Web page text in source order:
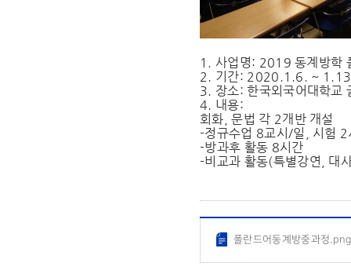
1. 사업명: 2019 동계방학
2. 기간: 2020.1.6. ~
3. 장소: 한국외국어대학교
4. 내용:
회화, 문법 각 2개반 개설
-정규수업 8교시/일, 시험
-방과후 활동 8시간
-비교과 활동(특별강연, 대
폴란드어동계방중과정